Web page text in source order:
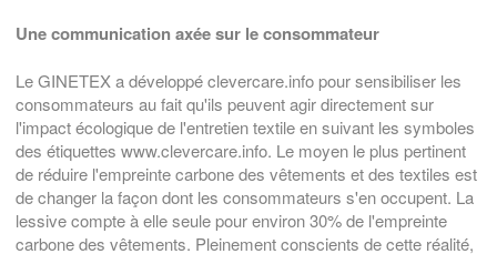
Une communication axée sur le consommateur
Le GINETEX a développé clevercare.info pour sensibiliser les
consommateurs au fait qu'ils peuvent agir directement sur
l'impact écologique de l'entretien textile en suivant les symboles
des étiquettes www.clevercare.info. Le moyen le plus pertinent
de réduire l'empreinte carbone des vêtements et des textiles est
de changer la façon dont les consommateurs s'en occupent. La
lessive compte à elle seule pour environ 30% de l'empreinte
carbone des vêtements. Pleinement conscients de cette réalité,